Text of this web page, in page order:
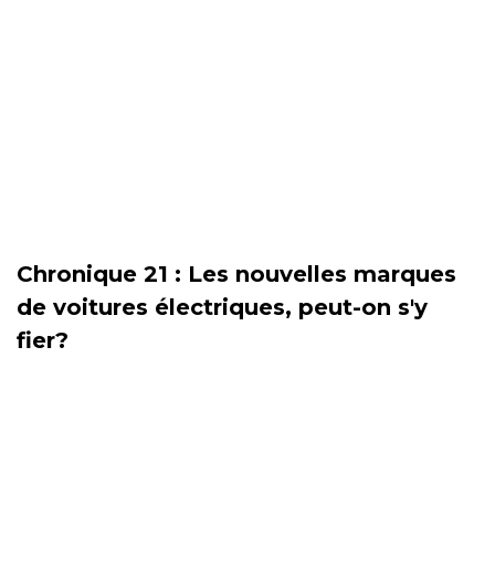
Chronique 21 : Les nouvelles marques
de voitures électriques, peut-on s'y
fier?